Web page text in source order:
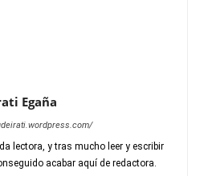
Egaña
lectora, y tras mucho leer y escribir
acabar aquí de redactora.